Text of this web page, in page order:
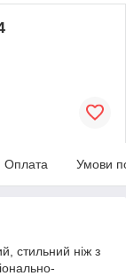
Оплата Умови
стильний ніж з